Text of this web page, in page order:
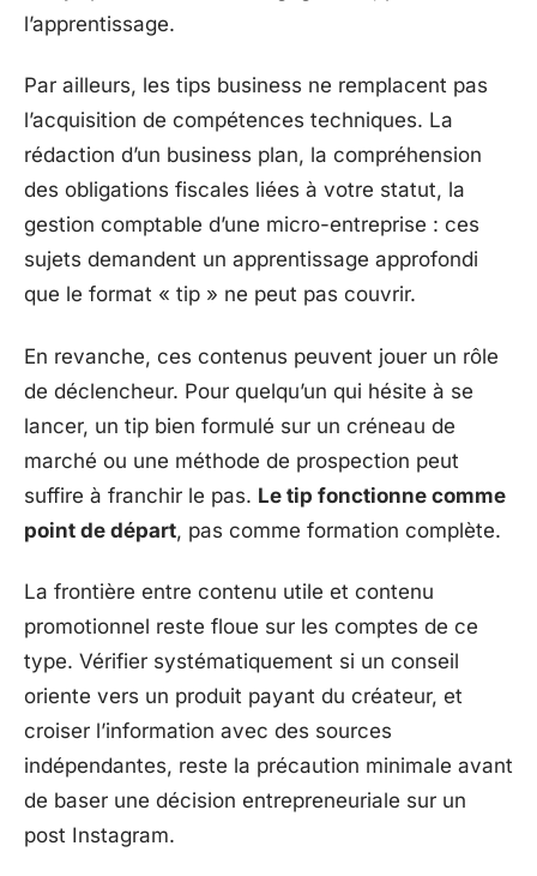
l’apprentissage.
Par ailleurs, les tips business ne remplacent pas
l’acquisition de compétences techniques. La
rédaction d’un business plan, la compréhension
des obligations fiscales liées à votre statut, la
gestion comptable d’une micro-entreprise : ces
sujets demandent un apprentissage approfondi
que le format « tip » ne peut pas couvrir.
En revanche, ces contenus peuvent jouer un rôle
de déclencheur. Pour quelqu’un qui hésite à se
lancer, un tip bien formulé sur un créneau de
marché ou une méthode de prospection peut
suffire à franchir le pas. Le tip fonctionne comme
point de départ, pas comme formation complète.
La frontière entre contenu utile et contenu
promotionnel reste floue sur les comptes de ce
type. Vérifier systématiquement si un conseil
oriente vers un produit payant du créateur, et
croiser l’information avec des sources
indépendantes, reste la précaution minimale avant
de baser une décision entrepreneuriale sur un
post Instagram.